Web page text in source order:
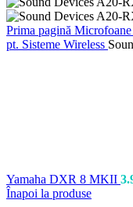
Prima pagină Microfoane
pt. Sisteme Wireless
Yamaha DXR 8 MKII
Înapoi la produse